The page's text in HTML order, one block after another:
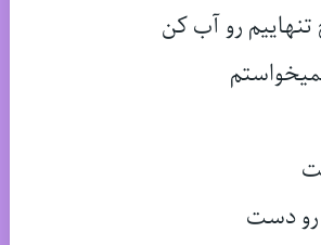
تنهاییم رو آب کن
رو دست